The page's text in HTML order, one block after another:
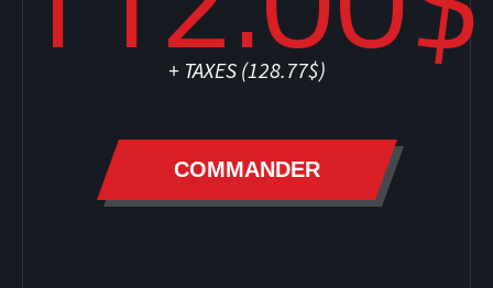
+ TAXES (128.77$)
COMMANDER